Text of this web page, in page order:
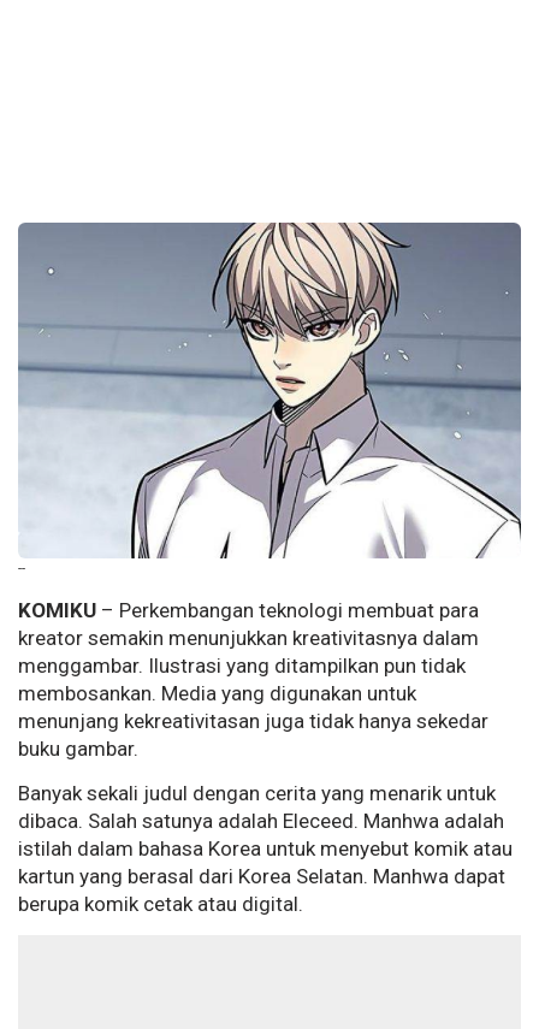
--
KOMIKU – Perkembangan teknologi membuat para
kreator semakin menunjukkan kreativitasnya dalam
menggambar. Ilustrasi yang ditampilkan pun tidak
membosankan. Media yang digunakan untuk
menunjang kekreativitasan juga tidak hanya sekedar
buku gambar.
Banyak sekali judul dengan cerita yang menarik untuk
dibaca. Salah satunya adalah Eleceed. Manhwa adalah
istilah dalam bahasa Korea untuk menyebut komik atau
kartun yang berasal dari Korea Selatan. Manhwa dapat
berupa komik cetak atau digital.